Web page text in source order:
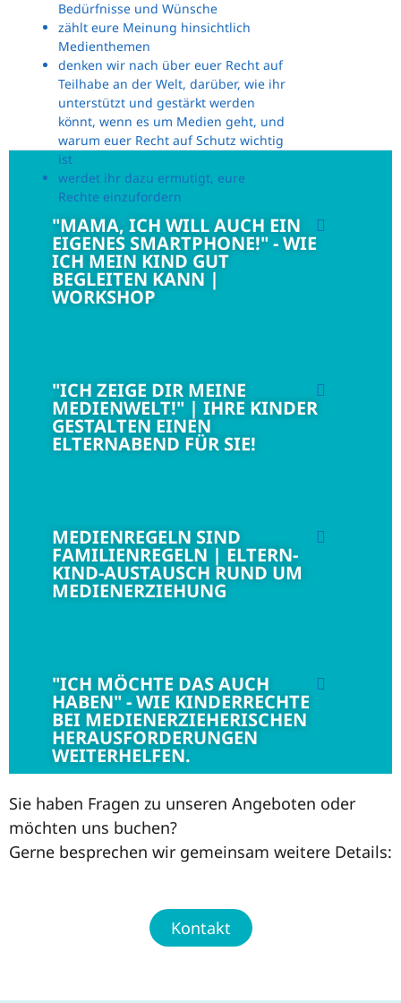
Bedürfnisse und Wünsche
zählt eure Meinung hinsichtlich
Medienthemen
denken wir nach über euer Recht auf
Teilhabe an der Welt, darüber, wie ihr
unterstützt und gestärkt werden
könnt, wenn es um Medien geht, und
warum euer Recht auf Schutz wichtig
ist
werdet ihr dazu ermutigt, eure
Rechte einzufordern
"MAMA, ICH WILL AUCH EIN
EIGENES SMARTPHONE!" - WIE
ICH MEIN KIND GUT
BEGLEITEN KANN |
WORKSHOP
"ICH ZEIGE DIR MEINE
MEDIENWELT!" | IHRE KINDER
GESTALTEN EINEN
ELTERNABEND FÜR SIE!
MEDIENREGELN SIND
FAMILIENREGELN | ELTERN-
KIND-AUSTAUSCH RUND UM
MEDIENERZIEHUNG
"ICH MÖCHTE DAS AUCH
HABEN" - WIE KINDERRECHTE
BEI MEDIENERZIEHERISCHEN
HERAUSFORDERUNGEN
WEITERHELFEN.
Sie haben Fragen zu unseren Angeboten oder
möchten uns buchen?
Gerne besprechen wir gemeinsam weitere Details:
Kontakt